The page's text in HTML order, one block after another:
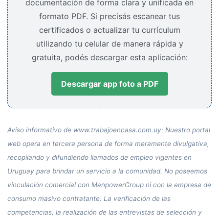
documentación de forma clara y unificada en
formato PDF. Si precisás escanear tus
certificados o actualizar tu currículum
utilizando tu celular de manera rápida y
gratuita, podés descargar esta aplicación:
Descargar app foto a PDF
Aviso informativo de www.trabajoencasa.com.uy: Nuestro portal
web opera en tercera persona de forma meramente divulgativa,
recopilando y difundiendo llamados de empleo vigentes en
Uruguay para brindar un servicio a la comunidad. No poseemos
vinculación comercial con ManpowerGroup ni con la empresa de
consumo masivo contratante. La verificación de las
competencias, la realización de las entrevistas de selección y